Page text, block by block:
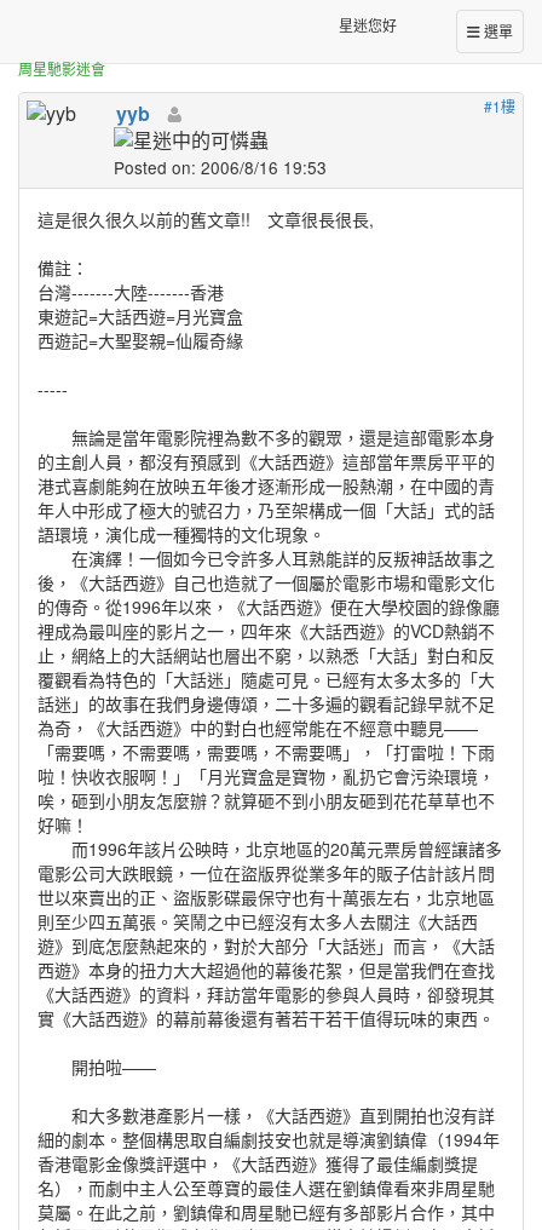
選單
星迷您好
周星馳影迷會
[舊文]《大話西遊》之路
#1樓
yyb
Posted on: 2006/8/16 19:53
這是很久很久以前的舊文章!! 文章很長很長,
備註：
台灣-------大陸-------香港
東遊記=大話西遊=月光寶盒
西遊記=大聖娶親=仙履奇緣
-----
無論是當年電影院裡為數不多的觀眾，還是這部電影本身
的主創人員，都沒有預感到《大話西遊》這部當年票房平平的
港式喜劇能夠在放映五年後才逐漸形成一股熱潮，在中國的青
年人中形成了極大的號召力，乃至架構成一個「大話」式的話
語環境，演化成一種獨特的文化現象。
在演繹！一個如今已令許多人耳熟能詳的反叛神話故事之
後，《大話西遊》自己也造就了一個屬於電影市場和電影文化
的傳奇。從1996年以來，《大話西遊》便在大學校園的錄像廳
裡成為最叫座的影片之一，四年來《大話西遊》的VCD熱銷不
止，網絡上的大話網站也層出不窮，以熟悉「大話」對白和反
覆觀看為特色的「大話迷」隨處可見。已經有太多太多的「大
話迷」的故事在我們身邊傳頌，二十多遍的觀看記錄早就不足
為奇，《大話西遊》中的對白也經常能在不經意中聽見——
「需要嗎，不需要嗎，需要嗎，不需要嗎」，「打雷啦！下雨
啦！快收衣服啊！」「月光寶盒是寶物，亂扔它會污染環境，
唉，砸到小朋友怎麼辦？就算砸不到小朋友砸到花花草草也不
好嘛！
而1996年該片公映時，北京地區的20萬元票房曾經讓諸多
電影公司大跌眼鏡，一位在盜版界從業多年的販子估計該片問
世以來賣出的正、盜版影碟最保守也有十萬張左右，北京地區
則至少四五萬張。笑鬧之中已經沒有太多人去關注《大話西
遊》到底怎麼熱起來的，對於大部分「大話迷」而言，《大話
西遊》本身的扭力大大超過他的幕後花絮，但是當我們在查找
《大話西遊》的資料，拜訪當年電影的參與人員時，卻發現其
實《大話西遊》的幕前幕後還有著若干若干值得玩味的東西。
開拍啦——
和大多數港產影片一樣，《大話西遊》直到開拍也沒有詳
細的劇本。整個構思取自編劇技安也就是導演劉鎮偉（1994年
香港電影金像獎評選中，《大話西遊》獲得了最佳編劇獎提
名），而劇中主人公至尊寶的最佳人選在劉鎮偉看來非周星馳
莫屬。在此之前， 劉鎮偉和周星馳已經有多部影片合作，其中